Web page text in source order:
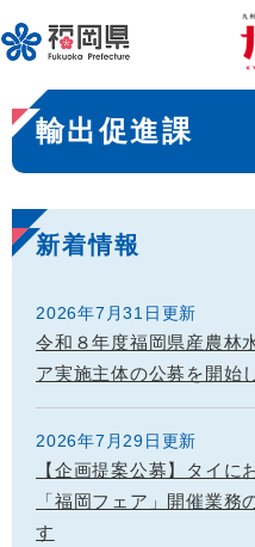
ー
ジ
先
頭
で
。
メニュー
本
文
輸出促進課
新着情報
2026年7月31日更新
令和８年度福岡県産農林
ア実施主体の公募を開始
2026年7月29日更新
【企画提案公募】タイに
「福岡フェア」開催業務
す